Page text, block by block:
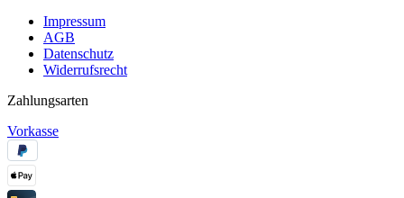
Impressum
AGB
Datenschutz
Widerrufsrecht
Zahlungsarten
Vorkasse